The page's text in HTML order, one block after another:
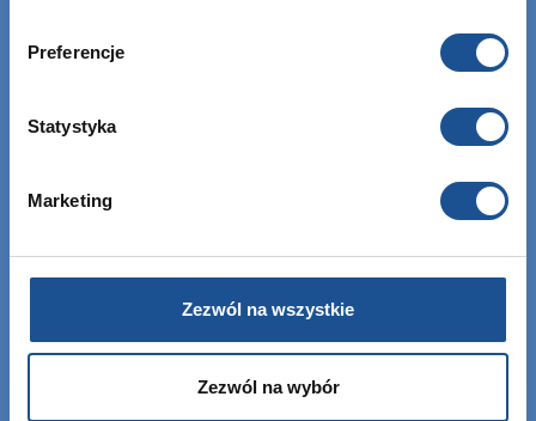
Preferencje
Statystyka
Marketing
Zezwól na wszystkie
Zezwól na wybór
+48 12 307 06 35
info@ebisgroup.com